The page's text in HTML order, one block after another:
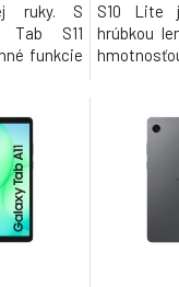
ruky. S
Tab S11
funkcie
na
sa už
Vďaka
a
S10 Lite
hrúbkou
Tento
displejom
štýlových
a
dobre, ako